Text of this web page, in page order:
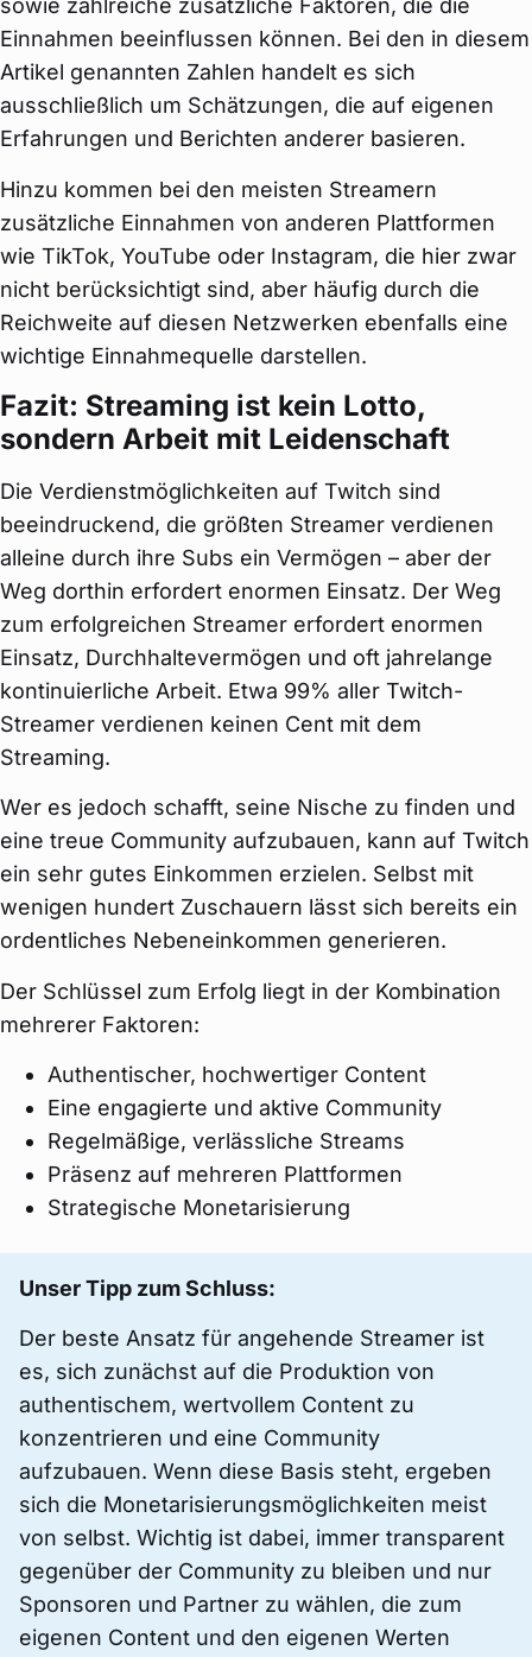
sowie zahlreiche zusätzliche Faktoren, die die
Einnahmen beeinflussen können. Bei den in diesem
Artikel genannten Zahlen handelt es sich
ausschließlich um Schätzungen, die auf eigenen
Erfahrungen und Berichten anderer basieren.
Hinzu kommen bei den meisten Streamern
zusätzliche Einnahmen von anderen Plattformen
wie TikTok, YouTube oder Instagram, die hier zwar
nicht berücksichtigt sind, aber häufig durch die
Reichweite auf diesen Netzwerken ebenfalls eine
wichtige Einnahmequelle darstellen.
Fazit: Streaming ist kein Lotto,
sondern Arbeit mit Leidenschaft
Die Verdienstmöglichkeiten auf Twitch sind
beeindruckend, die größten Streamer verdienen
alleine durch ihre Subs ein Vermögen – aber der
Weg dorthin erfordert enormen Einsatz. Der Weg
zum erfolgreichen Streamer erfordert enormen
Einsatz, Durchhaltevermögen und oft jahrelange
kontinuierliche Arbeit. Etwa 99% aller Twitch-
Streamer verdienen keinen Cent mit dem
Streaming.
Wer es jedoch schafft, seine Nische zu finden und
eine treue Community aufzubauen, kann auf Twitch
ein sehr gutes Einkommen erzielen. Selbst mit
wenigen hundert Zuschauern lässt sich bereits ein
ordentliches Nebeneinkommen generieren.
Der Schlüssel zum Erfolg liegt in der Kombination
mehrerer Faktoren:
Authentischer, hochwertiger Content
Eine engagierte und aktive Community
Regelmäßige, verlässliche Streams
Präsenz auf mehreren Plattformen
Strategische Monetarisierung
Unser Tipp zum Schluss:
Der beste Ansatz für angehende Streamer ist
es, sich zunächst auf die Produktion von
authentischem, wertvollem Content zu
konzentrieren und eine Community
aufzubauen. Wenn diese Basis steht, ergeben
sich die Monetarisierungsmöglichkeiten meist
von selbst. Wichtig ist dabei, immer transparent
gegenüber der Community zu bleiben und nur
Sponsoren und Partner zu wählen, die zum
eigenen Content und den eigenen Werten